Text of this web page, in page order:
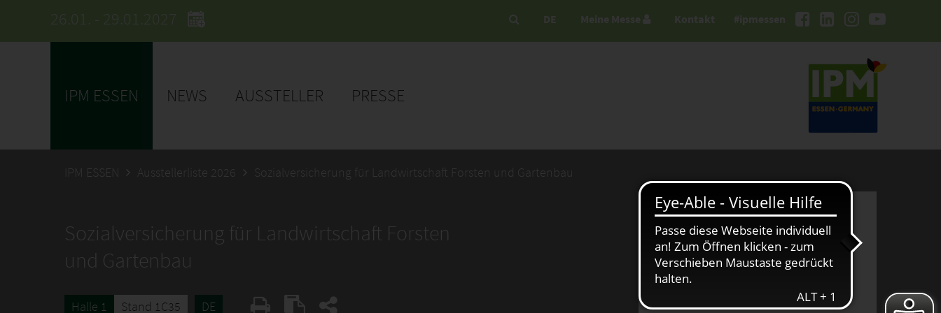
26.01. - 29.01.2027 #ipmessen
DE Meine Messe Kontakt
IPM ESSEN NEWS AUSSTELLER PRESSE
IPM ESSEN Ausstellerliste 2026 Sozialversicherung für Landwirtschaft Forsten und Gartenbau
Sozialversicherung für Landwirtschaft Forsten
und Gartenbau
Halle 1 Stand 1C35 DE